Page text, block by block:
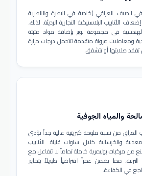
في الصيف العراقي (خاصة في البصرة والناصرية
الأنابيب البلاستيكية التجارية الرديئة. لذلك،
في مجموعة بوير بإضافة مواد مثبتة
ومعاملات مرونة متقدمة لتتحمل درجات حرارة
تفقد صلابتها أو تتشقق.
والمياه الجوفية
العراق من نسبة ملوحة كبريتية عالية جداً تؤدي
والخرسانية خلال سنوات قليلة. الأنابيب
من مركبات بوليمرية خاملة تماماً لا تتفاعل مع
مما يضمن عمراً افتراضياً طويلاً يتجاوز
في الكفاءة.